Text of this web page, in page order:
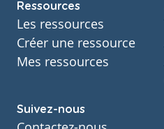
Ressources
Les ressources
Créer une ressource
Mes ressources
Suivez-nous